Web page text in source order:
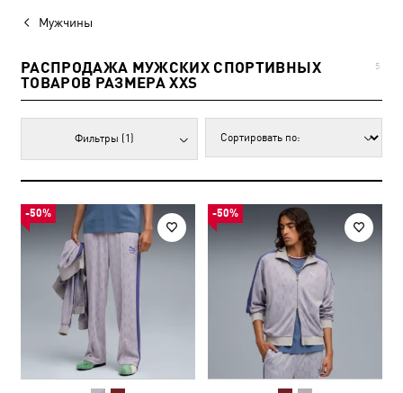
Мужчины
РАСПРОДАЖА МУЖСКИХ СПОРТИВНЫХ
ТОВАРОВ РАЗМЕРА XXS
5
Фильтры (1)
-50% -50%